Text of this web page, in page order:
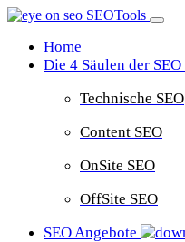
Home
Die 4 Säulen der SEO
Technische SEO
Content SEO
OnSite SEO
OffSite SEO
SEO Angebote